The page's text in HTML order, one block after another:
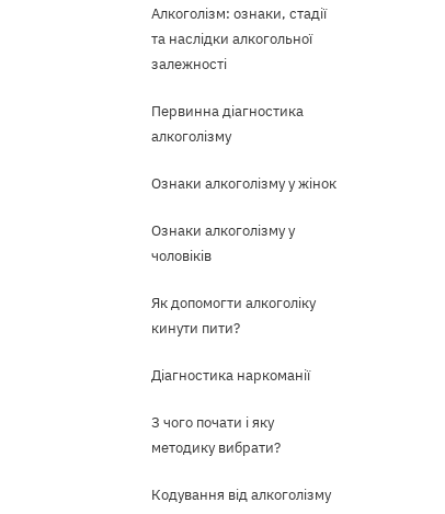
Алкоголізм: ознаки, стадії
та наслідки алкогольної
залежності
Первинна діагностика
алкоголізму
Ознаки алкоголізму у жінок
Ознаки алкоголізму у
чоловіків
Як допомогти алкоголіку
кинути пити?
Діагностика наркоманії
З чого почати і яку
методику вибрати?
Кодування від алкоголізму